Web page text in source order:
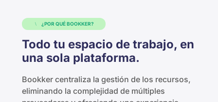
¿POR QUÉ BOOKKER?
Todo tu espacio de trabajo, en
una sola plataforma.
Bookkercentraliza la gestión de los recursos,
eliminando la complejidad de múltiples